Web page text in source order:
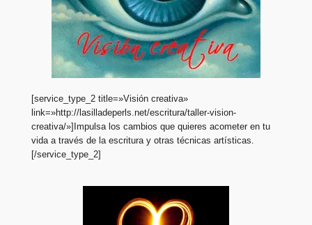
[service_type_2 title=»Visión creativa»
link=»http://lasilladeperls.net/escritura/taller-vision-
creativa/»]Impulsa los cambios que quieres acometer en tu
vida a través de la escritura y otras técnicas artísticas.
[/service_type_2]